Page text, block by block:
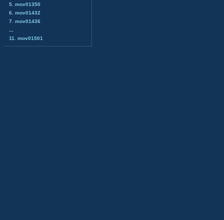
5. mov01350
6. mov01432
7. mov01436
11. mov01501